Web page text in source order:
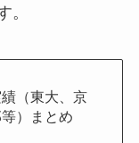
。
（東大、京
）まとめ